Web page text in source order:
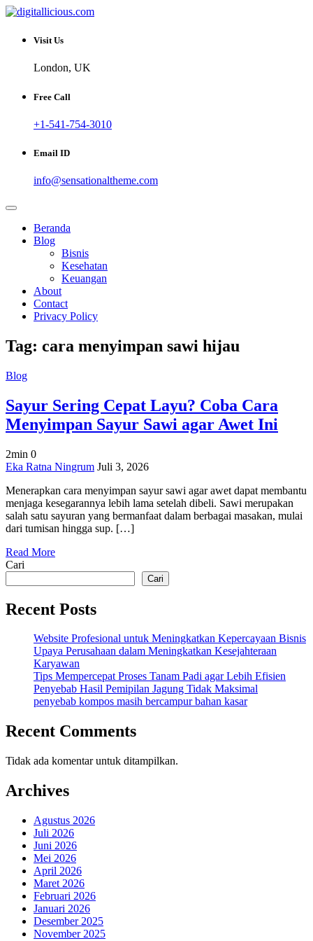
Skip
content
digitallicious.com
Sharing Digital Information
Visit Us
London, UK
Free Call
+1-541-754-3010
Email ID
info@sensationaltheme.com
Beranda
Blog
Bisnis
Kesehatan
Keuangan
About
Contact
Privacy Policy
Tag: cara menyimpan sawi hijau
Blog
Sayur Sering Cepat Layu? Coba Cara
Menyimpan Sayur Sawi agar Awet Ini
2min 0
on
Sering
Cepat
Layu?
Coba
Menyimpan
Sayur
Awet
Ini
Eka Ratna Ningrum Juli 3, 2026
Menerapkan cara menyimpan sayur sawi agar awet dapat membantu
menjaga kesegarannya lebih lama setelah dibeli. Sawi merupakan
salah satu sayuran yang bermanfaat dalam berbagai masakan, mulai
dari tumisan hingga sup. […]
Read More
Cari
Cari
Recent Posts
Website Profesional untuk Meningkatkan Kepercayaan Bisnis
Upaya Perusahaan dalam Meningkatkan Kesejahteraan
Karyawan
Tips Mempercepat Proses Tanam Padi agar Lebih Efisien
Penyebab Hasil Pemipilan Jagung Tidak Maksimal
penyebab kompos masih bercampur bahan kasar
Recent Comments
Tidak ada komentar untuk ditampilkan.
Archives
Agustus 2026
Juli 2026
Juni 2026
Mei 2026
April 2026
Maret 2026
Februari 2026
Januari 2026
Desember 2025
November 2025